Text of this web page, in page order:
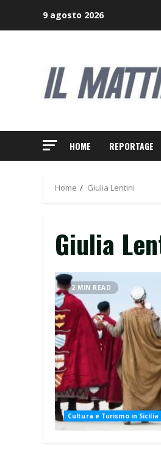
9 agosto 2026
HOME REPORTAGE
Home Giulia Lentini
Giulia
2 MIN READ
Cultura e Turismo in Sicilia